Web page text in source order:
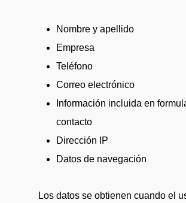
Nombre y apellido
Empresa
Teléfono
Correo electrónico
Información incluida en
contacto
Dirección IP
Datos de navegación
Los datos se obtienen cuando el